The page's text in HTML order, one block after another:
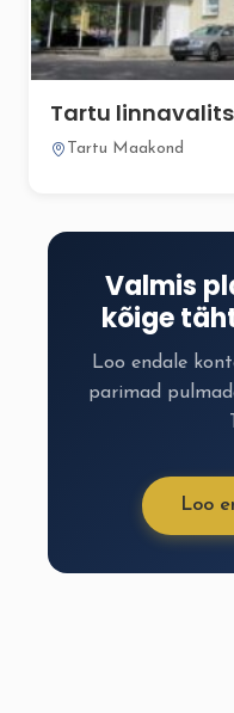
Tartu
Tartu Maakond
Valmis
kõige
Loo endale
parimad
Loo